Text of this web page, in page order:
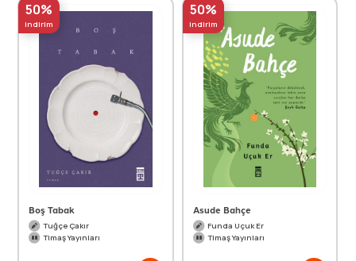
50%
indirim
Boş Tabak
Tuğçe Çakır
Timaş Yayınları
50%
indirim
Asude Bahçe
Funda Uçuk Er
Timaş Yayınları